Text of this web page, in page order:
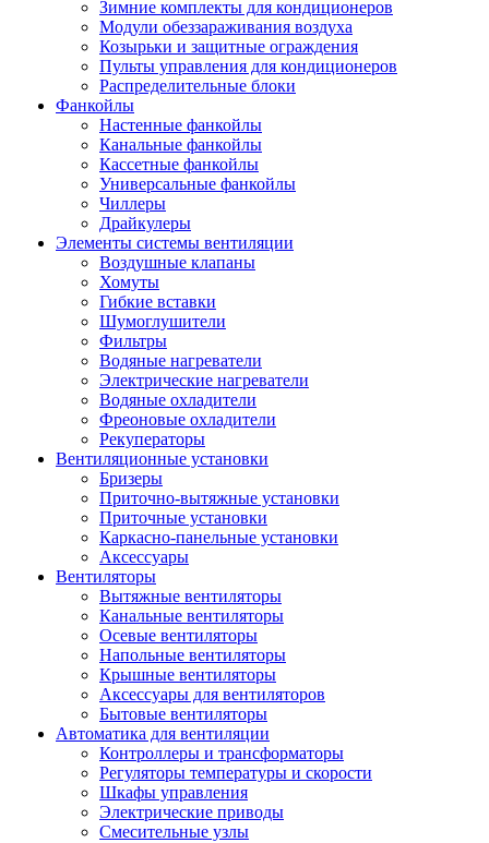
Зимние комплекты для кондиционеров
Модули обеззараживания воздуха
Козырьки и защитные ограждения
Пульты управления для кондиционеров
Распределительные блоки
Фанкойлы
Настенные фанкойлы
Канальные фанкойлы
Кассетные фанкойлы
Универсальные фанкойлы
Чиллеры
Драйкулеры
Элементы системы вентиляции
Воздушные клапаны
Хомуты
Гибкие вставки
Шумоглушители
Фильтры
Водяные нагреватели
Электрические нагреватели
Водяные охладители
Фреоновые охладители
Рекуператоры
Вентиляционные установки
Бризеры
Приточно-вытяжные установки
Приточные установки
Каркасно-панельные установки
Аксессуары
Вентиляторы
Вытяжные вентиляторы
Канальные вентиляторы
Осевые вентиляторы
Напольные вентиляторы
Крышные вентиляторы
Аксессуары для вентиляторов
Бытовые вентиляторы
Автоматика для вентиляции
Контроллеры и трансформаторы
Регуляторы температуры и скорости
Шкафы управления
Электрические приводы
Смесительные узлы